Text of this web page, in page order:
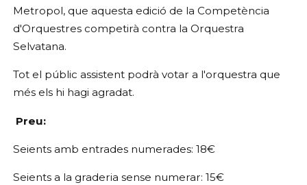
Metropol, que aquesta edició de la Competència
d'Orquestres competirà contra la Orquestra
Selvatana.
Tot el públic assistent podrà votar a l'orquestra que
més els hi hagi agradat.
Preu:
Seients amb entrades numerades: 18€
Seients a la graderia sense numerar: 15€